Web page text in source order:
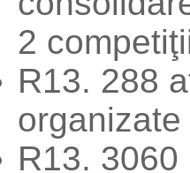
2
R13. 288
R13.